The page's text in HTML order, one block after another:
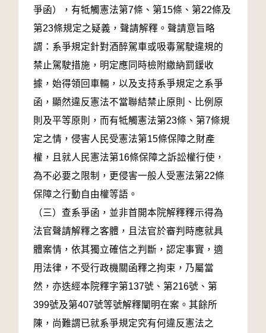
爭函），有牴觸憲法第7條、第15條、第22條及
第23條規定之疑義，聲請解釋。聲請意旨略
謂：系爭規定針對酒醉駕車或吸毒駕駛違規的
禁止駕駛措施，明定應同時檢附繳納罰鍰收
據，始得領回車輛，以及支持系爭規定之系爭
函，顯然違反憲法不當聯結禁止原則、比例原
則及平等原則，而有牴觸憲法第23條、第7條規
定之情，侵害人民受憲法第15條保障之財產
權，且就人民憲法第16條保障之訴訟權行使，
為不必要之限制，更侵害一般人受憲法第22條
保障之行動自由權等語。
（三）查系爭函，並非首開本院解釋釋示得為
法官聲請解釋之客體，且法官於審判時應就具
體案情，依其獨立確信之判斷，認定事實，適
用法律，不受行政機關函釋之拘束，乃屬當
然，亦迭經本院釋字第137號、第216號、第
399號及第407號等號解釋闡明在案。其餘所
陳，尚難謂已就系爭規定究有何違反憲法之